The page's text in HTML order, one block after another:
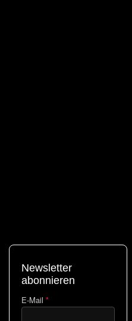
Newsletter
abonnieren
E-Mail *